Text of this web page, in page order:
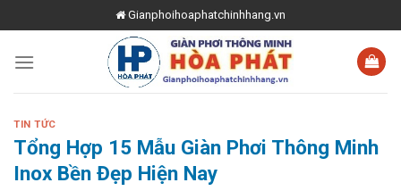
to
content
Gianphoihoaphatchinhhang.vn
TIN TỨC
Tổng Hợp 15 Mẫu Giàn Phơi Thông Minh
Inox Bền Đẹp Hiện Nay